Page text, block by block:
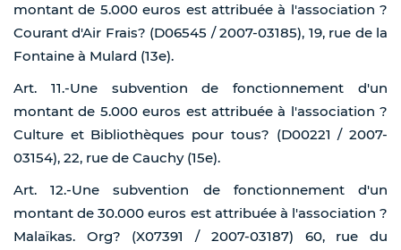
montant de 5.000 euros est attribuée à l'association ?
Courant d'Air Frais? (D06545 / 2007-03185), 19, rue de la
Fontaine à Mulard (13e).
Art. 11.-Une subvention de fonctionnement d'un
montant de 5.000 euros est attribuée à l'association ?
Culture et Bibliothèques pour tous? (D00221 / 2007-
03154), 22, rue de Cauchy (15e).
Art. 12.-Une subvention de fonctionnement d'un
montant de 30.000 euros est attribuée à l'association ?
Malaïkas. Org? (X07391 / 2007-03187) 60, rue du